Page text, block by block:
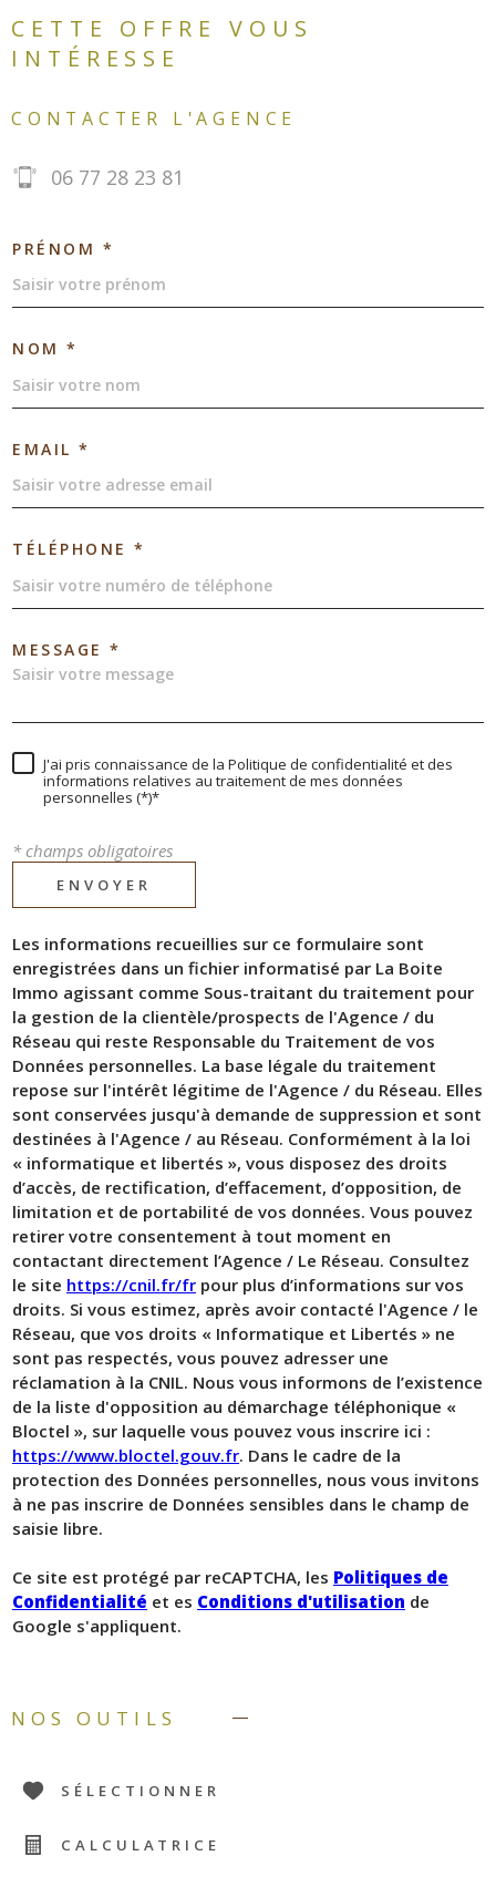
CETTE OFFRE
VOUS
INTÉRESSE
CONTACTER L'AGENCE
06 77 28 23 81
PRÉNOM *
NOM *
EMAIL *
TÉLÉPHONE *
MESSAGE *
J'ai pris connaissance de la Politique de confidentialité et des
informations relatives au traitement de mes données
personnelles (*)*
* champs obligatoires
ENVOYER
Les informations recueillies sur ce formulaire sont
enregistrées dans un fichier informatisé par La Boite
Immo agissant comme Sous-traitant du traitement pour
la gestion de la clientèle/prospects de l'Agence / du
Réseau qui reste Responsable du Traitement de vos
Données personnelles. La base légale du traitement
repose sur l'intérêt légitime de l'Agence / du Réseau. Elles
sont conservées jusqu'à demande de suppression et sont
destinées à l'Agence / au Réseau. Conformément à la loi
« informatique et libertés », vous disposez des droits
d’accès, de rectification, d’effacement, d’opposition, de
limitation et de portabilité de vos données. Vous pouvez
retirer votre consentement à tout moment en
contactant directement l’Agence / Le Réseau. Consultez
le site https://cnil.fr/fr pour plus d’informations sur vos
droits. Si vous estimez, après avoir contacté l'Agence / le
Réseau, que vos droits « Informatique et Libertés » ne
sont pas respectés, vous pouvez adresser une
réclamation à la CNIL. Nous vous informons de l’existence
de la liste d'opposition au démarchage téléphonique «
Bloctel », sur laquelle vous pouvez vous inscrire ici :
https://www.bloctel.gouv.fr. Dans le cadre de la
protection des Données personnelles, nous vous invitons
à ne pas inscrire de Données sensibles dans le champ de
saisie libre.
Ce site est protégé par reCAPTCHA, les Politiques de
Confidentialité et es Conditions d'utilisation de
Google s'appliquent.
NOS OUTILS
SÉLECTIONNER
CALCULATRICE